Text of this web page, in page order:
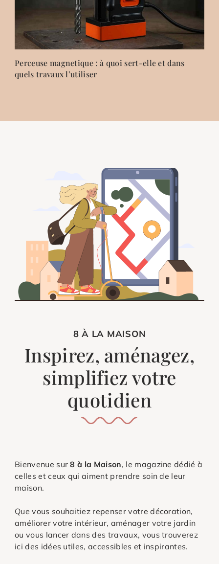
Perceuse magnetique : à quoi sert-elle et dans
quels travaux l’utiliser
8 À LA MAISON
Inspirez, aménagez,
simplifiez votre
quotidien
Bienvenue sur8 à la Maison, le magazine dédié à
celles et ceux qui aiment prendre soin de leur
maison.
Que vous souhaitiez repenser votre décoration,
améliorer votre intérieur, aménager votre jardin
ou vous lancer dans des travaux, vous trouverez
ici des idées utiles, accessibles et inspirantes.